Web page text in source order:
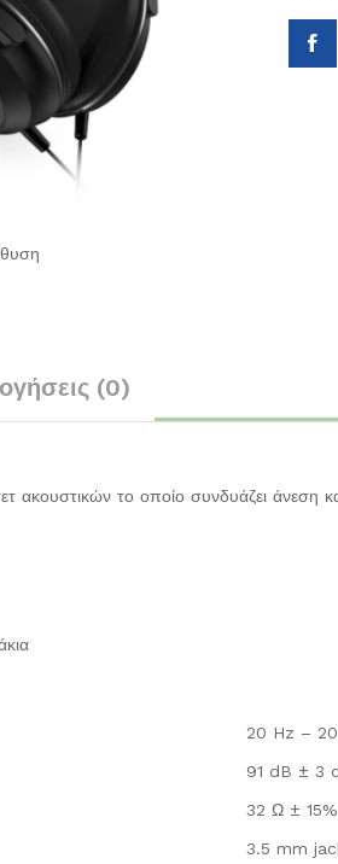
(0)
ακουστικών το οποίο συνδυάζει άνεση
20 Hz –
91 dB ± 3
32 Ω ± 15%
3.5 mm